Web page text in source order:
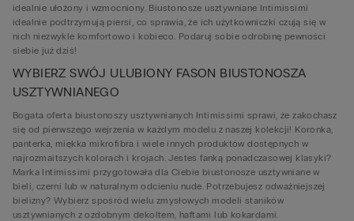
idealnie ułożony i wzmocniony. Biustonosze usztywniane Intimissimi
idealnie podtrzymują piersi, co sprawia, że ich użytkowniczki czują się w
nich niezwykle komfortowo i kobieco. Podaruj sobie odrobinę pewności
siebie już dziś!
WYBIERZ SWÓJ ULUBIONY FASON BIUSTONOSZA
USZTYWNIANEGO
Bogata oferta biustonoszy usztywnianych Intimissimi sprawi, że zakochasz
się od pierwszego wejrzenia w każdym modelu z naszej kolekcji! Koronka,
panterka, miękka mikrofibra i wiele innych produktów dostępnych w
najrozmaitszych kolorach i krojach. Jesteś fanką ponadczasowej klasyki?
Marka Intimissimi przygotowała dla Ciebie biustonosze usztywniane w
bieli, czerni lub w naturalnym odcieniu nude. Potrzebujesz odważniejszej
bielizny? Wybierz spośród wielu zmysłowych modeli staników
usztywnianych z ozdobnym dekoltem, haftami lub kokardami.